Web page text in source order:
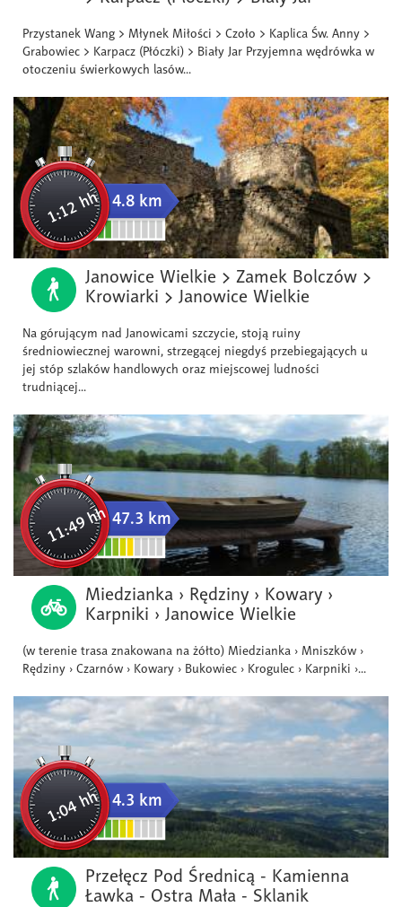
Przystanek Wang > Młynek Miłości > Czoło > Kaplica Św. Anny >
Grabowiec > Karpacz (Płóczki) > Biały Jar Przyjemna wędrówka w
otoczeniu świerkowych lasów...
1:12 hh 4.8 km
Janowice Wielkie > Zamek Bolczów >
Krowiarki > Janowice Wielkie
Na górującym nad Janowicami szczycie, stoją ruiny
średniowiecznej warowni, strzegącej niegdyś przebiegających u
jej stóp szlaków handlowych oraz miejscowej ludności
trudniącej...
11:49 hh47.3 km
Miedzianka › Rędziny › Kowary ›
Karpniki › Janowice Wielkie
(w terenie trasa znakowana na żółto) Miedzianka › Mniszków ›
Rędziny › Czarnów › Kowary › Bukowiec › Krogulec › Karpniki ›...
1:04 hh 4.3 km
Przełęcz Pod Średnicą - Kamienna
Ławka - Ostra Mała - Sklanik